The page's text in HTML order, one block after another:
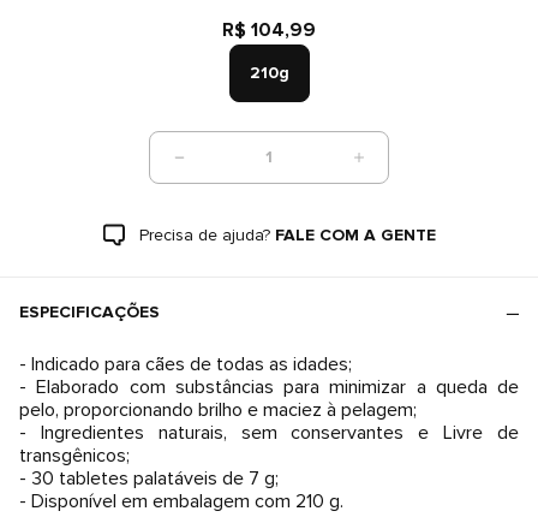
R$ 104,99
210g
1
Precisa de ajuda? FALE COM A GENTE
ESPECIFICAÇÕES
- Indicado para cães de todas as idades;
- Elaborado com substâncias para minimizar a queda de
pelo, proporcionando brilho e maciez à pelagem;
- Ingredientes naturais, sem conservantes e Livre de
transgênicos;
- 30 tabletes palatáveis de 7 g;
- Disponível em embalagem com 210 g.